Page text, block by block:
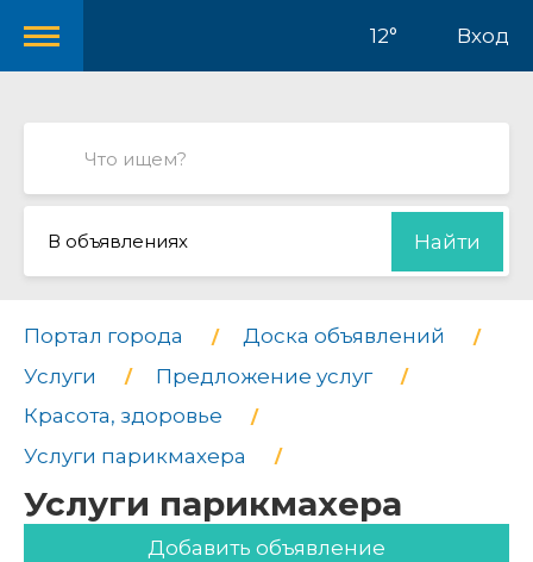
12° Вход
В объявлениях Найти
Портал города
Доска объявлений
Услуги
Предложение услуг
Красота, здоровье
Услуги парикмахера
Услуги парикмахера
Добавить объявление